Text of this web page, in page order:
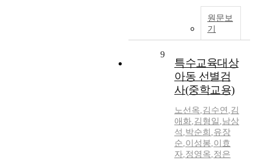
원문보
기
9
특수교육대상
아동 선별검
사(중학교용)
노선옥,김수연 ,김
애화,김형일 ,남상
석 ,박순희 ,유장
순,이성봉,이효
자,정영옥,정은